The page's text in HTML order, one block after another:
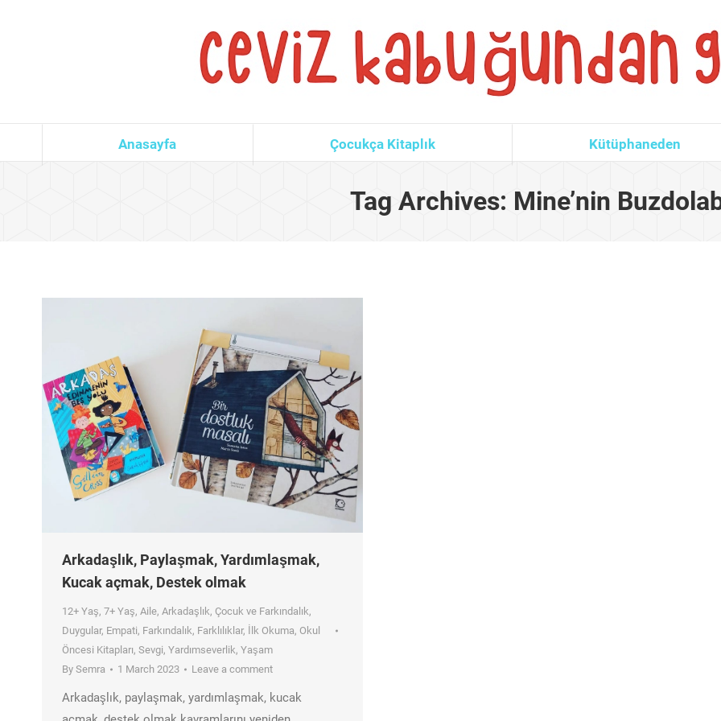
Anasayfa Çocukça Kitaplık Kütüphaneden
Tag Archives: Mine’nin
Arkadaşlık, Paylaşmak, Yardımlaşmak,
Kucak açmak, Destek olmak
12+ Yaş, 7+ Yaş, Aile, Arkadaşlık, Çocuk ve Farkındalık,
Duygular, Empati, Farkındalık, Farklılıklar, İlk Okuma, Okul
Öncesi Kitapları, Sevgi, Yardımseverlik, Yaşam
By Semra 1 March 2023 Leave a comment
Arkadaşlık, paylaşmak, yardımlaşmak, kucak